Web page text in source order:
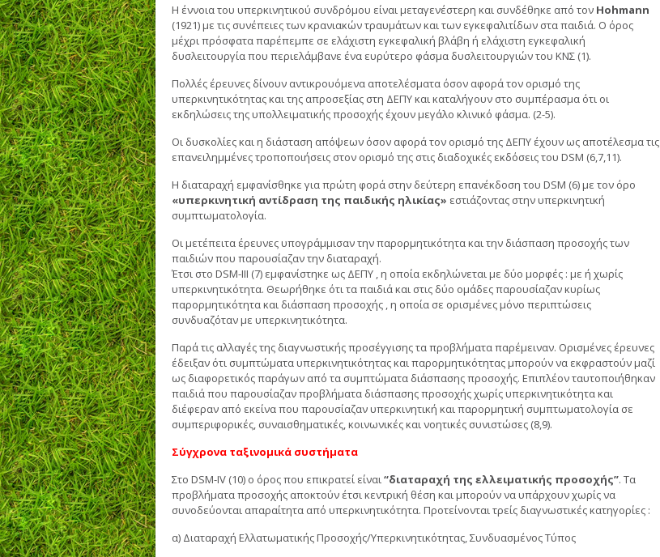
Η έννοια του υπερκινητικού συνδρόμου είναι μεταγενέστερη και συνδέθηκε από τον Hohmann
(1921) με τις συνέπειες των κρανιακών τραυμάτων και των εγκεφαλιτίδων στα παιδιά. Ο όρος
μέχρι πρόσφατα παρέπεμπε σε ελάχιστη εγκεφαλική βλάβη ή ελάχιστη εγκεφαλική
δυσλειτουργία που περιελάμβανε ένα ευρύτερο φάσμα δυσλειτουργιών του ΚΝΣ (1).
Πολλές έρευνες δίνουν αντικρουόμενα αποτελέσματα όσον αφορά τον ορισμό της
υπερκινητικότητας και της απροσεξίας στη ΔΕΠΥ και καταλήγουν στο συμπέρασμα ότι οι
εκδηλώσεις της υπολλειματικής προσοχής έχουν μεγάλο κλινικό φάσμα. (2-5).
Οι δυσκολίες και η διάσταση απόψεων όσον αφορά τον ορισμό της ΔΕΠΥ έχουν ως αποτέλεσμα τις
επανειλημμένες τροποποιήσεις στον ορισμό της στις διαδοχικές εκδόσεις του DSM (6,7,11).
Η διαταραχή εμφανίσθηκε για πρώτη φορά στην δεύτερη επανέκδοση του DSM (6) με τον όρο
«υπερκινητική αντίδραση της παιδικής ηλικίας» εστιάζοντας στην υπερκινητική
συμπτωματολογία.
Οι μετέπειτα έρευνες υπογράμμισαν την παρορμητικότητα και την διάσπαση προσοχής των
παιδιών που παρουσίαζαν την διαταραχή.
Έτσι στο DSM-ΙΙΙ (7) εμφανίστηκε ως ΔΕΠΥ , η οποία εκδηλώνεται με δύο μορφές : με ή χωρίς
υπερκινητικότητα. Θεωρήθηκε ότι τα παιδιά και στις δύο ομάδες παρουσίαζαν κυρίως
παρορμητικότητα και διάσπαση προσοχής , η οποία σε ορισμένες μόνο περιπτώσεις
συνδυαζόταν με υπερκινητικότητα.
Παρά τις αλλαγές της διαγνωστικής προσέγγισης τα προβλήματα παρέμειναν. Ορισμένες έρευνες
έδειξαν ότι συμπτώματα υπερκινητικότητας και παρορμητικότητας μπορούν να εκφραστούν μαζί
ως διαφορετικός παράγων από τα συμπτώματα διάσπασης προσοχής. Επιπλέον ταυτοποιήθηκαν
παιδιά που παρουσίαζαν προβλήματα διάσπασης προσοχής χωρίς υπερκινητικότητα και
διέφεραν από εκείνα που παρουσίαζαν υπερκινητική και παρορμητική συμπτωματολογία σε
συμπεριφορικές, συναισθηματικές, κοινωνικές και νοητικές συνιστώσες (8,9).
Σύγχρονα ταξινομικά συστήματα
Στο DSM-IV (10) ο όρος που επικρατεί είναι“διαταραχή της ελλειματικής προσοχής”. Τα
προβλήματα προσοχής αποκτούν έτσι κεντρική θέση και μπορούν να υπάρχουν χωρίς να
συνοδεύονται απαραίτητα από υπερκινητικότητα. Προτείνονται τρείς διαγνωστικές κατηγορίες :
α) Διαταραχή Ελλατωματικής Προσοχής/Υπερκινητικότητας, Συνδυασμένος Τύπος